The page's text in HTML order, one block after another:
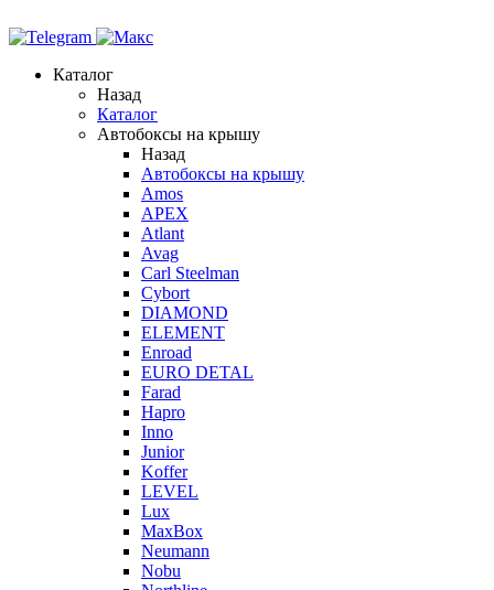
Каталог
Назад
Каталог
Автобоксы на крышу
Назад
Автобоксы на крышу
Amos
APEX
Atlant
Avag
Carl Steelman
Cybort
DIAMOND
ELEMENT
Enroad
EURO DETAL
Farad
Hapro
Inno
Junior
Koffer
LEVEL
Lux
MaxBox
Neumann
Nobu